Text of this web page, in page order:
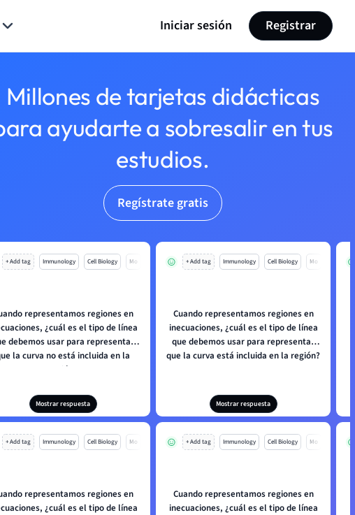
Iniciar sesión Registrar
Millones de tarjetas didácticas
ayudarte a sobresalir en tus
estudios.
Regístrate gratis
+ Add tag Immunology Cell Biology Mo
representamos regiones en
¿cuál es el tipo de línea
debemos usar para representar
la curva no está incluida en la
región?
Mostrar respuesta
+ Add tag Immunology Cell Biology Mo
Cuando representamos regiones en
inecuaciones, ¿cuál es el tipo de línea
que debemos usar para representar
que la curva está incluida en la región?
Mostrar respuesta
+ Add tag Immunology Cell Biology Mo
representamos regiones en
¿cuál es el tipo de línea
+ Add tag Immunology Cell Biology Mo
Cuando representamos regiones en
inecuaciones, ¿cuál es el tipo de línea